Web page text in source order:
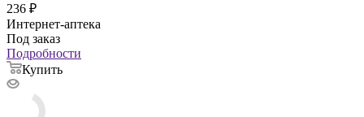
236 ₽
Интернет-аптека
Под заказ
Подробности
Купить